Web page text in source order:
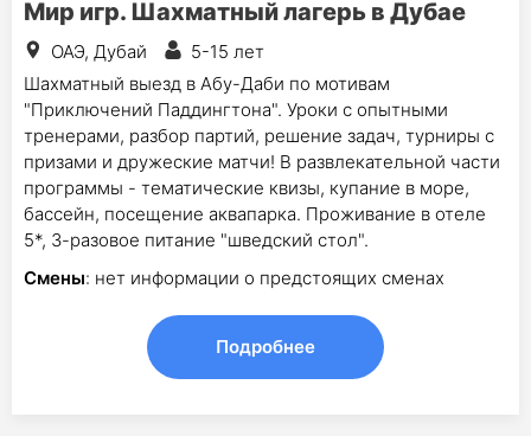
Мир игр. Шахматный лагерь в Дубае
ОАЭ, Дубай
5-15 лет
Шахматный выезд в Абу-Даби по мотивам
"Приключений Паддингтона". Уроки с опытными
тренерами, разбор партий, решение задач, турниры с
призами и дружеские матчи! В развлекательной части
программы - тематические квизы, купание в море,
бассейн, посещение аквапарка. Проживание в отеле
5*, 3-разовое питание "шведский стол".
Смены: нет информации о предстоящих сменах
Подробнее